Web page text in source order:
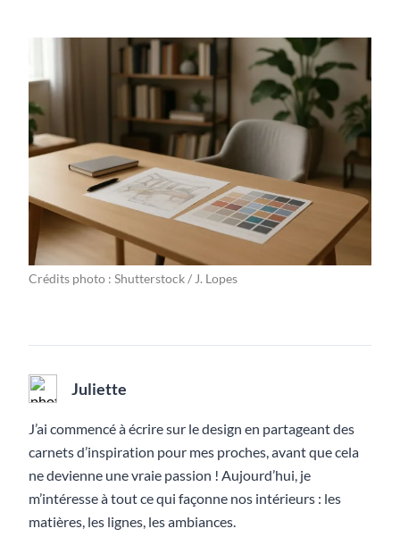
Crédits photo : Shutterstock / J. Lopes
Juliette
J’ai commencé à écrire sur le design en partageant des
carnets d’inspiration pour mes proches, avant que cela
ne devienne une vraie passion ! Aujourd’hui, je
m’intéresse à tout ce qui façonne nos intérieurs : les
matières, les lignes, les ambiances.